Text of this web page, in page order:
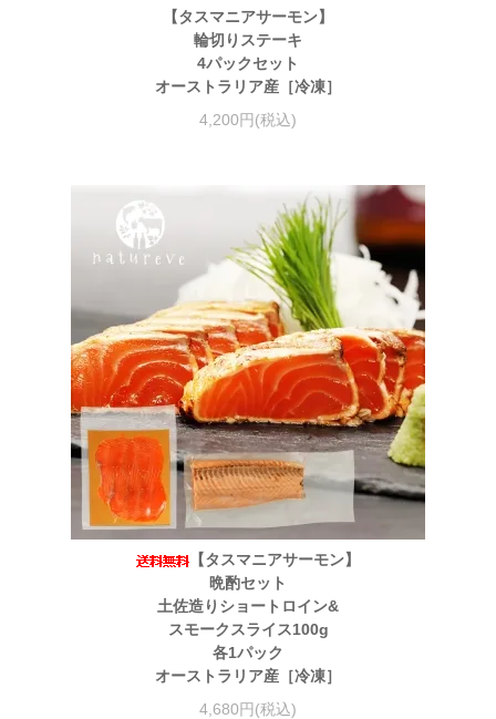
【タスマニアサーモン】
輪切りステーキ
4パックセット
オーストラリア産［冷凍］
4,200円(税込)
【タスマニアサーモン】
晩酌セット
土佐造りショートロイン&
スモークスライス100g
各1パック
オーストラリア産［冷凍］
4,680円(税込)